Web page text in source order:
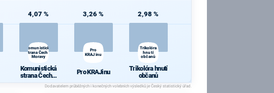
4,07 %
Komunistická
strana Čech a
Moravy
Komunistická
strana Čech a
Moravy
3,26 %
Pro
KRAJinu
Pro KRAJinu
2,98 %
Trikolóra
hnutí
občanů
Trikolóra hnutí
občanů